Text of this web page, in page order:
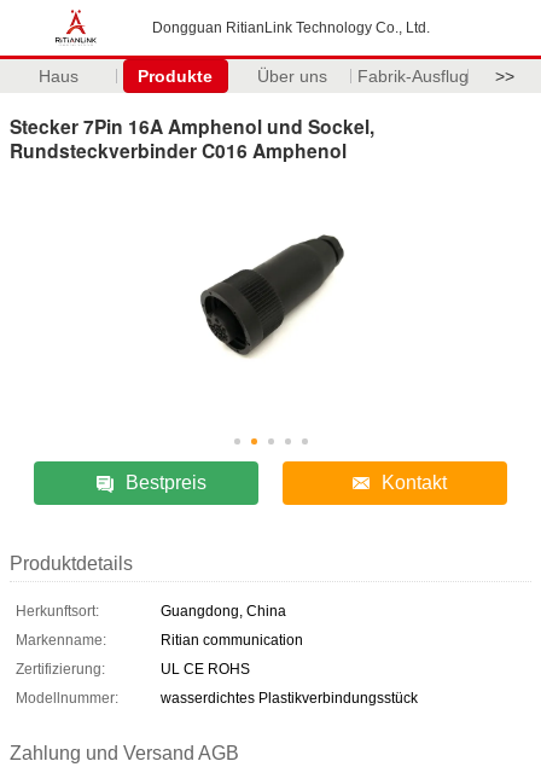
Dongguan RitianLink Technology Co., Ltd.
Haus Produkte Über uns Fabrik-Ausflug >>
Stecker 7Pin 16A Amphenol und Sockel,
Rundsteckverbinder C016 Amphenol
Bestpreis Kontakt
Produktdetails
Herkunftsort:
Guangdong, China
Markenname:
Ritian communication
Zertifizierung:
UL CE ROHS
Modellnummer:
wasserdichtes Plastikverbindungsstück
Zahlung und Versand AGB